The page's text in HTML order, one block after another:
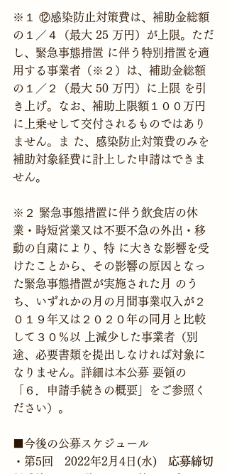
※１ ⑫感染防止対策費は、補助金総額
の１／４（最大 25 万円）が上限。ただ
し、緊急事態措置 に伴う特別措置を適
用する事業者（※２）は、補助金総額
の１／２（最大 50 万円）に上限 を引
き上げ。なお、補助上限額１００万円
に上乗せして交付されるものではあり
ません。ま た、感染防止対策費のみを
補助対象経費に計上した申請はできま
せん。
※２ 緊急事態措置に伴う飲食店の休
業・時短営業又は不要不急の外出・移
動の自粛により、特 に大きな影響を受
けたことから、その影響の原因となっ
た緊急事態措置が実施された月 のう
ち、いずれかの月の月間事業収入が２
０１９年又は２０２０年の同月と比較
して３０％以 上減少した事業者（別
途、必要書類を提出しなければ対象に
なりません。詳細は本公募 要領の
「６．申請手続きの概要」をご参照く
ださい）。
■今後の公募スケジュール
・第5回　2022年2月4日(水) 応募締切